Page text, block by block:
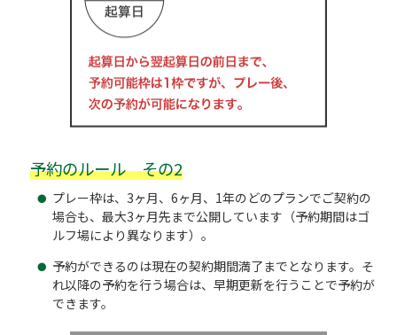
予約のルール その2
プレー枠は、3ヶ月、6ヶ月、1年のどのプランでご契約の
場合も、最大3ヶ月先まで公開しています（予約期間はゴ
ルフ場により異なります）。
予約ができるのは現在の契約期間満了までとなります。そ
れ以降の予約を行う場合は、早期更新を行うことで予約が
できます。